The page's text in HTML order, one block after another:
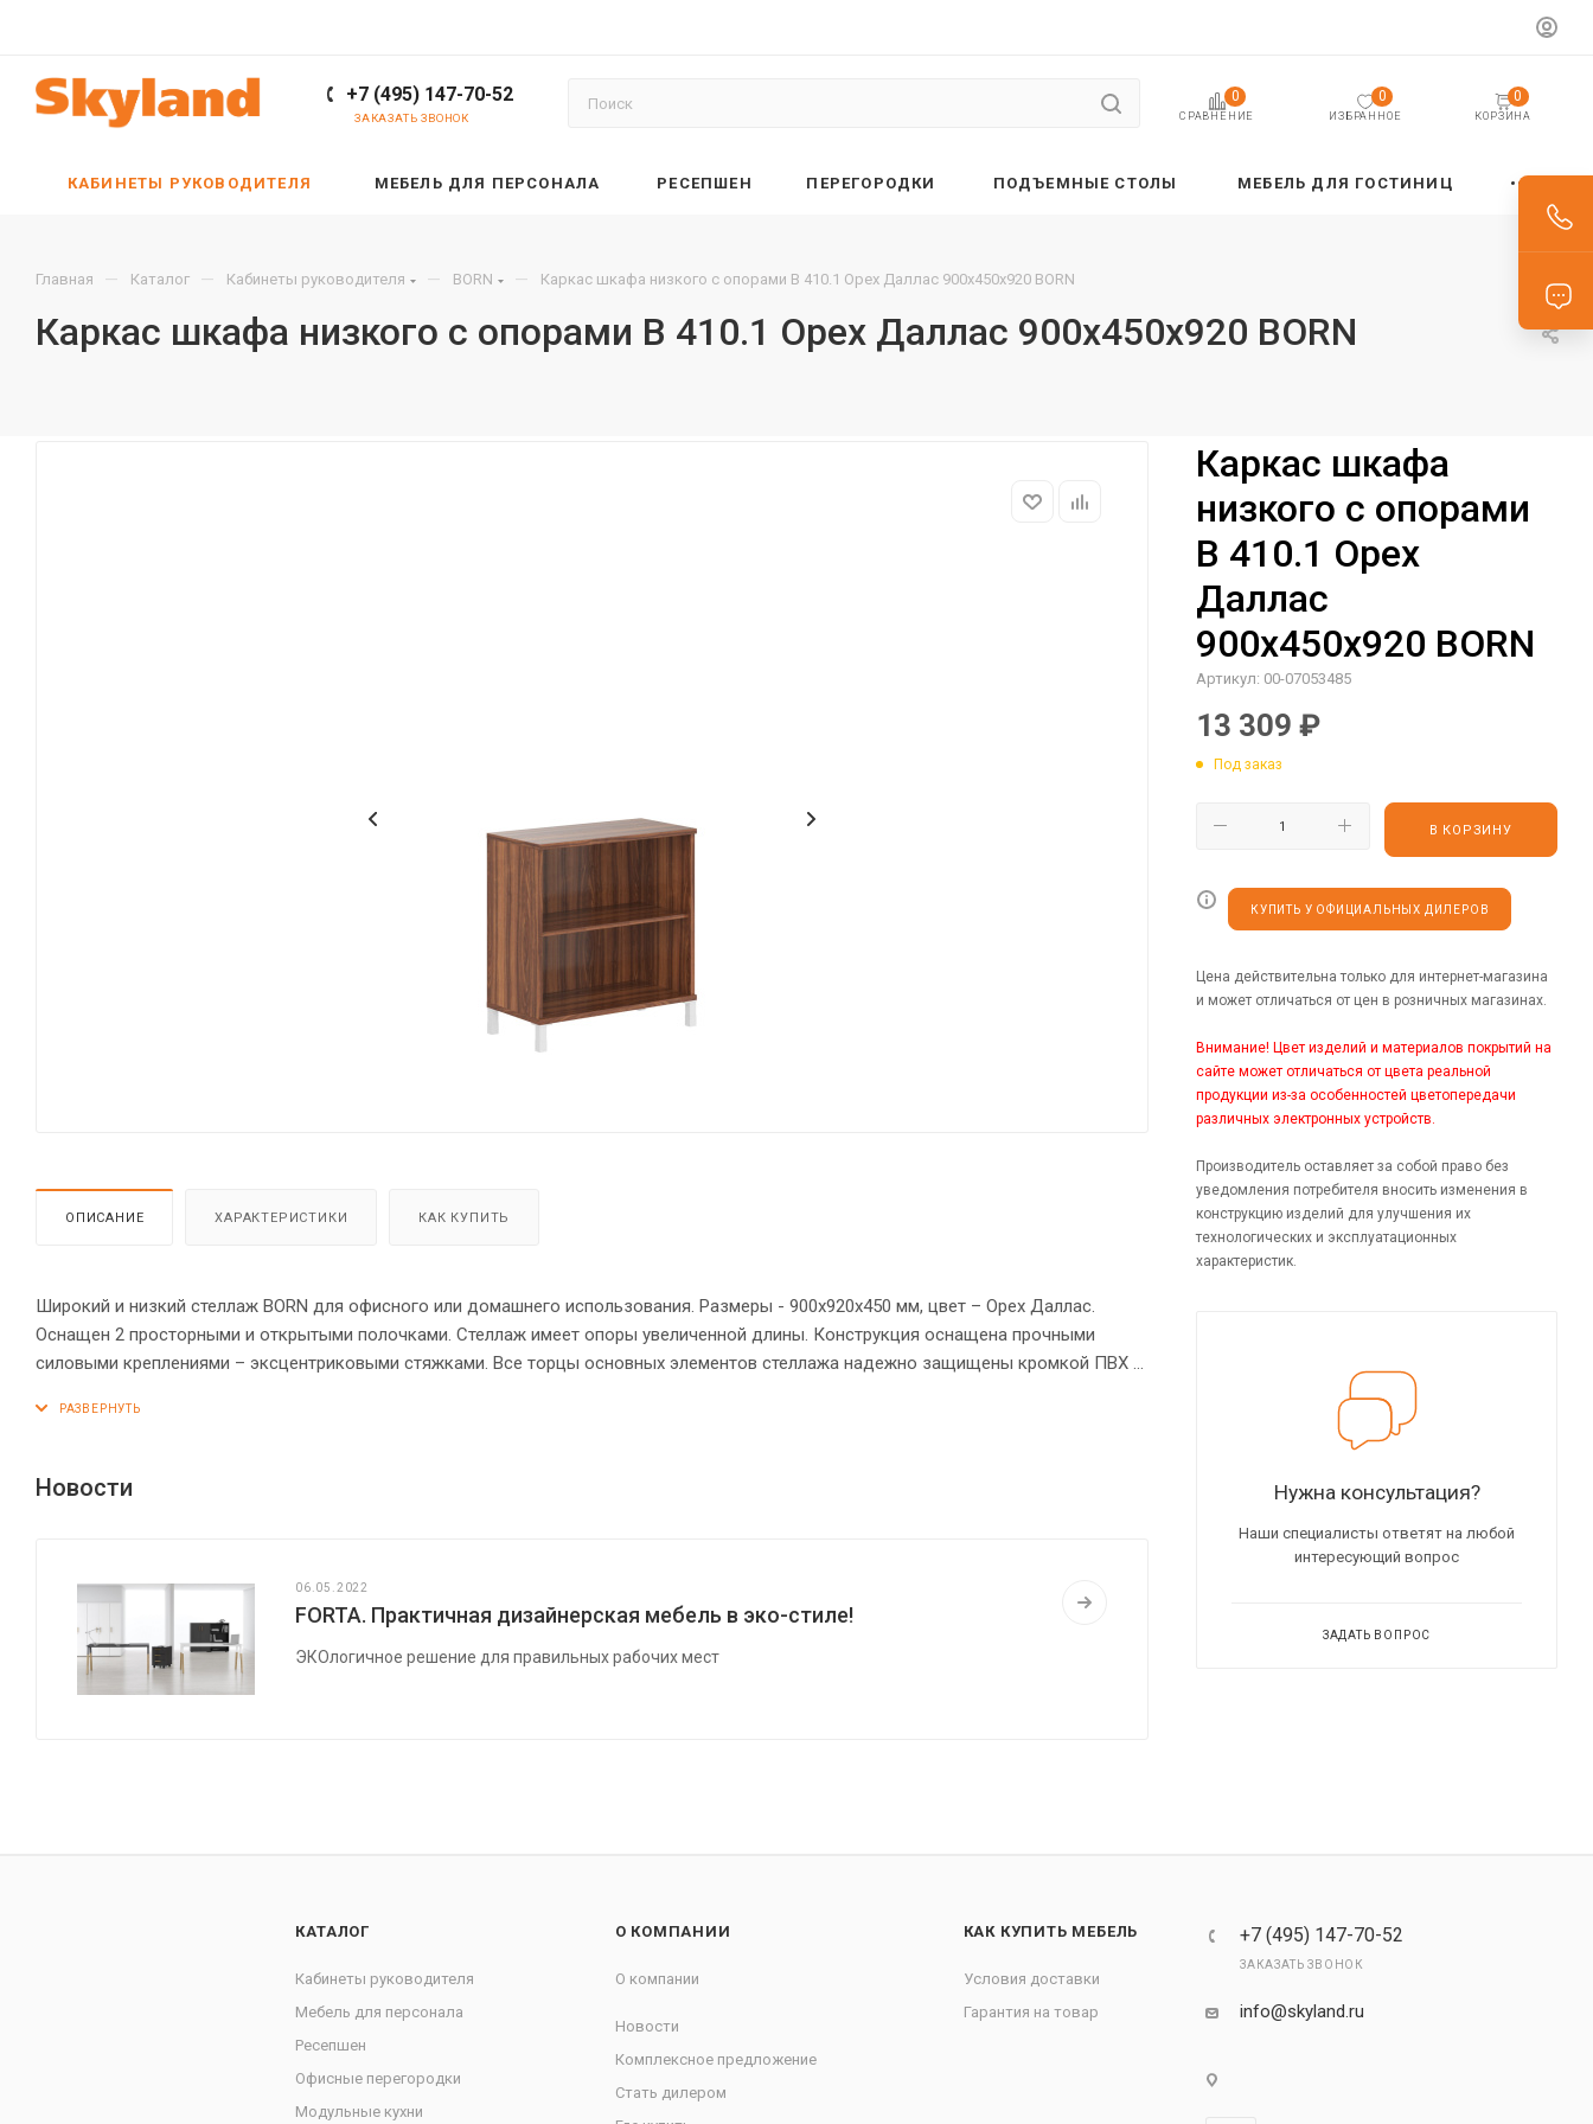
+7 (495) 147-70-52
ЗАКАЗАТЬ ЗВОНОК СРАВНЕНИЕ
0
ИЗБРАННОЕ
0
КОРЗИНА
0
КАБИНЕТЫ РУКОВОДИТЕЛЯ МЕБЕЛЬ ДЛЯ ПЕРСОНАЛА РЕСЕПШЕН ПЕРЕГОРОДКИ ПОДЪЕМНЫЕ СТОЛЫ МЕБЕЛЬ ДЛЯ ГОСТИНИЦ
Главная — Каталог — Кабинеты руководителя — BORN — Каркас шкафа низкого с опорами B 410.1 Орех Даллас 900х450х920 BORN
Каркас шкафа низкого с опорами B 410.1 Орех Даллас 900х450х920 BORN
ОПИСАНИЕ ХАРАКТЕРИСТИКИ КАК КУПИТЬ
Широкий и низкий стеллаж BORN для офисного или домашнего использования. Размеры - 900х920х450 мм, цвет – Орех Даллас.
Оснащен 2 просторными и открытыми полочками. Стеллаж имеет опоры увеличенной длины. Конструкция оснащена прочными
силовыми креплениями – эксцентриковыми стяжками. Все торцы основных элементов стеллажа надежно защищены кромкой ПВХ –
Новости
06.05.2022
FORTA. Практичная дизайнерская мебель в эко-стиле!
ЭКОлогичное решение для правильных рабочих мест
Каркас шкафа
низкого с опорами
B 410.1 Орех
Даллас
900х450х920 BORN
Артикул: 00-07053485
13 309 ₽
Под заказ
В КОРЗИНУ
КУПИТЬ У ОФИЦИАЛЬНЫХ ДИЛЕРОВ
Цена действительна только для интернет-магазина
и может отличаться от цен в розничных магазинах.
Внимание! Цвет изделий и материалов покрытий на
сайте может отличаться от цвета реальной
продукции из-за особенностей цветопередачи
различных электронных устройств.
Производитель оставляет за собой право без
уведомления потребителя вносить изменения в
конструкцию изделий для улучшения их
технологических и эксплуатационных
характеристик.
Нужна консультация?
Наши специалисты ответят на любой
интересующий вопрос
ЗАДАТЬ ВОПРОС
КАТАЛОГ
Кабинеты руководителя
Мебель для персонала
Ресепшен
Офисные перегородки
Модульные кухни
О КОМПАНИИ
О компании
Новости
Комплексное предложение
Стать дилером
КАК КУПИТЬ МЕБЕЛЬ
Условия доставки
Гарантия на товар
+7 (495) 147-70-52
ЗАКАЗАТЬ ЗВОНОК
info@skyland.ru